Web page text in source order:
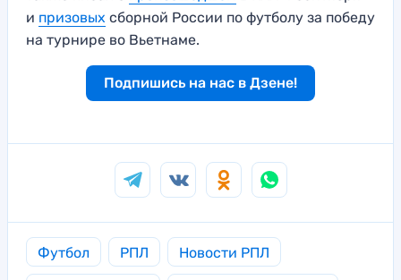
и призовых сборной России по футболу за победу
на турнире во Вьетнаме.
Подпишись на нас в Дзене!
Футбол РПЛ Новости РПЛ